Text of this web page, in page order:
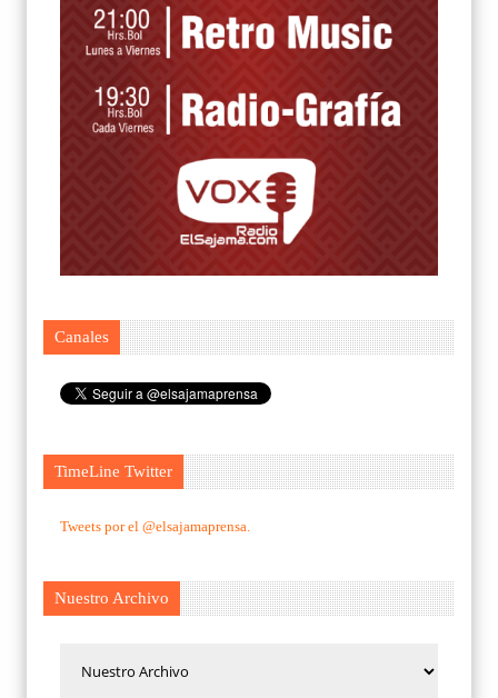
Canales
TimeLine Twitter
Tweets por el @elsajamaprensa.
Nuestro Archivo